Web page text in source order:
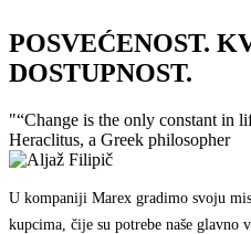
POSVEĆENOST.
DOSTUPNOST.
"“Change is the only constant in
Heraclitus, a Greek philosopher
U kompaniji Marex gradimo svoju
kupcima, čije su potrebe naše